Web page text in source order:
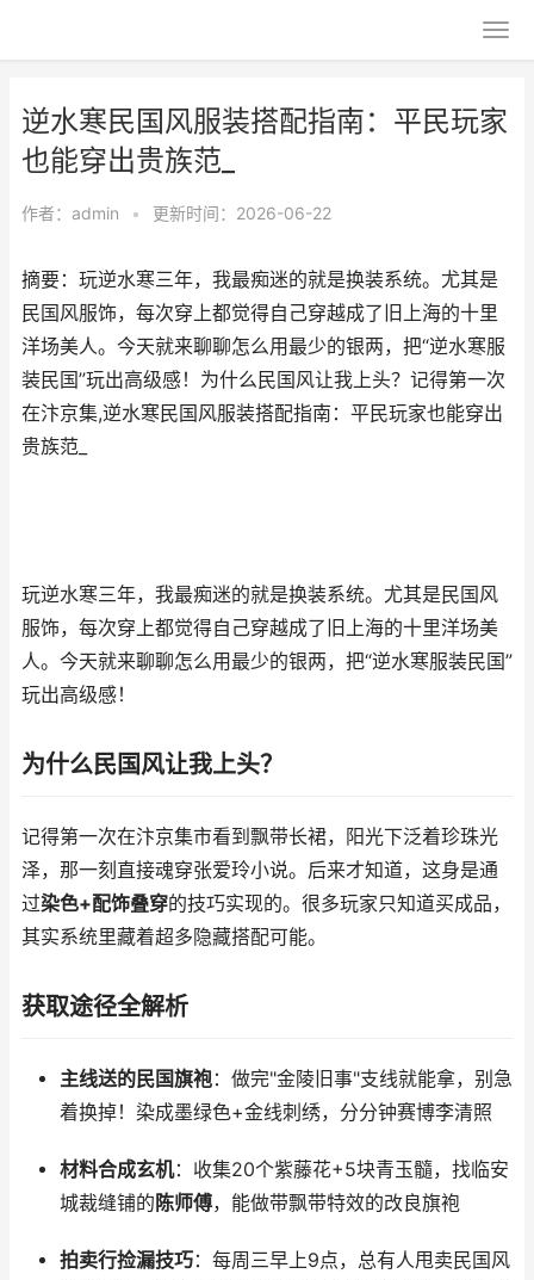
逆水寒民国风服装搭配指南：平民玩家
也能穿出贵族范_
作者： admin • 更新时间：2026-06-22
摘要：玩逆水寒三年，我最痴迷的就是换装系统。尤其是
民国风服饰，每次穿上都觉得自己穿越成了旧上海的十里
洋场美人。今天就来聊聊怎么用最少的银两，把“逆水寒服
装民国”玩出高级感！为什么民国风让我上头？记得第一次
在汴京集,逆水寒民国风服装搭配指南：平民玩家也能穿出
贵族范_
玩逆水寒三年，我最痴迷的就是换装系统。尤其是民国风
服饰，每次穿上都觉得自己穿越成了旧上海的十里洋场美
人。今天就来聊聊怎么用最少的银两，把“逆水寒服装民国”
玩出高级感！
为什么民国风让我上头？
记得第一次在汴京集市看到飘带长裙，阳光下泛着珍珠光
泽，那一刻直接魂穿张爱玲小说。后来才知道，这身是通
过染色+配饰叠穿的技巧实现的。很多玩家只知道买成品，
其实系统里藏着超多隐藏搭配可能。
获取途径全解析
主线送的民国旗袍：做完"金陵旧事"支线就能拿，别急
着换掉！染成墨绿色+金线刺绣，分分钟赛博李清照
材料合成玄机：收集20个紫藤花+5块青玉髓，找临安
城裁缝铺的 陈师傅，能做带飘带特效的改良旗袍
拍卖行捡漏技巧：每周三早上9点，总有人甩卖民国风